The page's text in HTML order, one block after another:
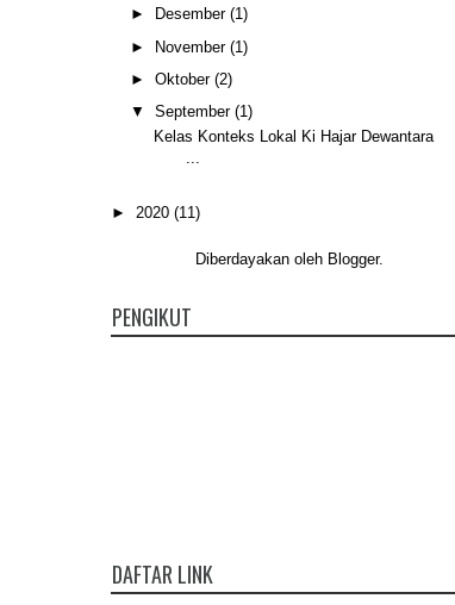
►
Desember (1)
► November (1)
► Oktober (2)
▼ September (1)
Kelas Konteks Lokal Ki Hajar Dewantara
...
► 2020 (11)
Diberdayakan oleh Blogger.
PENGIKUT
DAFTAR LINK